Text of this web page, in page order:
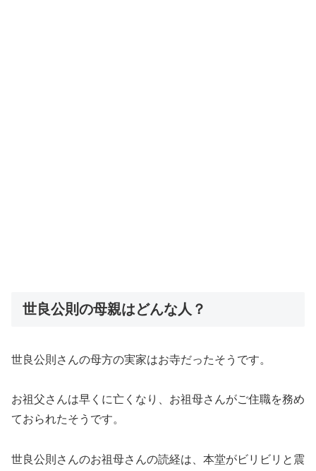
世良公則の母親はどんな人？
世良公則さんの母方の実家はお寺だったそうです。
お祖父さんは早くに亡くなり、お祖母さんがご住職を務め
ておられたそうです。
世良公則さんのお祖母さんの読経は、本堂がビリビリと震